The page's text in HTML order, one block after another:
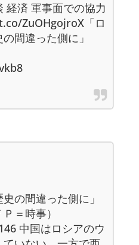
経済 軍事面での協力
ZuOHgojroX「ロ
間違った側に」
の間違った側に」
＝時事）
中国はロシアのウ